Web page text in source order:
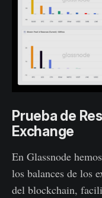
Prueba de
Exchange
En Glassnode
los balances de los
del blockchain,